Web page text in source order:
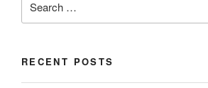
for:
RECENT POSTS